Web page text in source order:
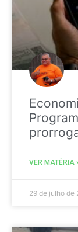
VER MATÉRIA
29 de julho de